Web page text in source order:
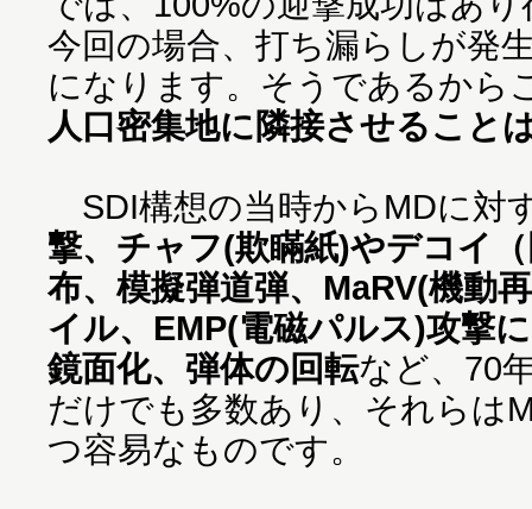
今回の場合、打ち漏らしが発
になります。そうであるから
人口密集地に隣接させること
SDI構想の当時からMDに対
撃、チャフ(欺瞞紙)やデコイ
布、模擬弾道弾、MaRV(機動
イル、EMP(電磁パルス)攻撃
鏡面化、弾体の回転など、70
だけでも多数あり、それらは
つ容易なものです。